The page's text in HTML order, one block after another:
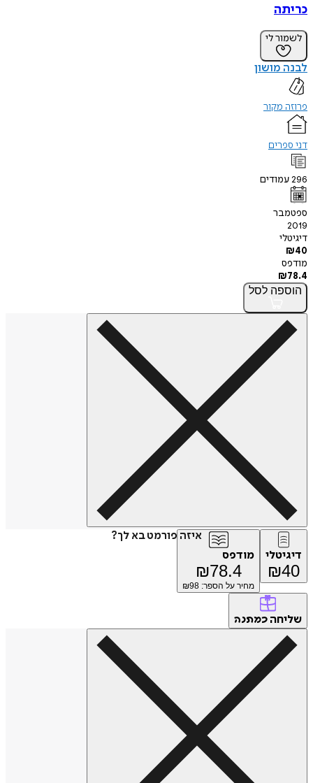
כריתה
לשמור לי
לבנה מושון
פרוזה מקור
דני ספרים
296עמודים
ספטמבר
2019
דיגיטלי
₪40
מודפס
₪78.4
הוספה לסל
איזה פורמט בא לך?
דיגיטלי
₪40
מודפס
₪78.4
מחיר על הספר: ₪ 98
שליחה כמתנה